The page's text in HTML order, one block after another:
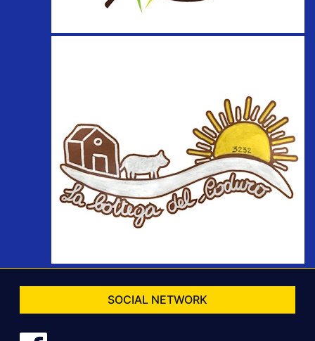
SOCIAL NETWORK